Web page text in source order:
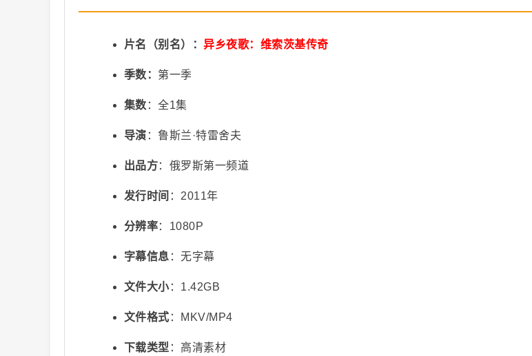
音
视
片名（别名）：异乡夜歌：维索茨基传奇
季数： 第一季
集数 ：全1集
导演 ：鲁斯兰·特雷舍夫
出品方：俄罗斯第一频道
发行时间 ：2011年
分辨率：1080P
字幕信息 ：无字幕
文件大小：1.42GB
文件格式 ：MKV/MP4
下载类型 ：高清素材